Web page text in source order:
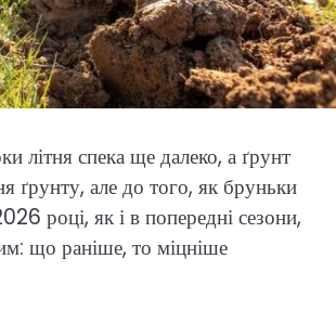
літня спека ще далеко, а ґрунт
ґрунту, але до того, як бруньки
році, як і в попередні сезони,
що раніше, то міцніше